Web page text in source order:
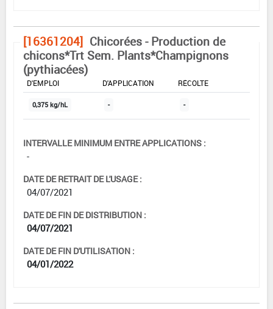
[16361204] Chicorées - Production de
chicons*Trt Sem. Plants*Champignons
(pythiacées)
DOSE MAX
D'EMPLOI
D'APPLICATION
RÉCOLTE
0,375 kg/hL - -
INTERVALLE MINIMUM ENTRE APPLICATIONS :
-
DATE DE RETRAIT DE L'USAGE :
04/07/2021
DATE DE FIN DE DISTRIBUTION :
04/07/2021
DATE DE FIN D'UTILISATION :
04/01/2022